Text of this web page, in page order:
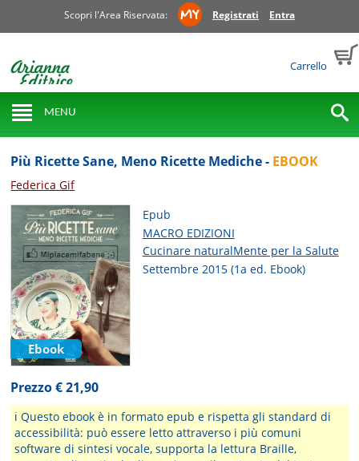
Scopri l'Area Riservata: Registrati Entra
Carrello
MENU
Più Ricette Sane, Meno Ricette Mediche - EBOOK
Federica Gif
Ebook
Epub
MACRO EDIZIONI
Cucinare naturalMente per la Salute
Settembre 2015 (1a ed. Ebook)
Prezzo € 21,90
ℹ️ Questo ebook è in formato epub e rispetta gli standard di
accessibilità: può essere letto attraverso i più comuni
software di sintesi vocale, supporta la lettura Braille,